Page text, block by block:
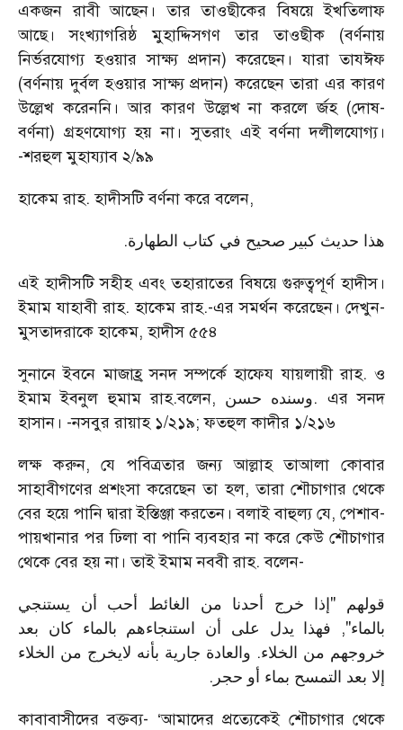
একজন রাবী আছেন। তার তাওছীকের বিষয়ে ইখতিলাফ
আছে। সংখ্যাগরিষ্ঠ মুহাদ্দিসগণ তার তাওছীক (বর্ণনায়
নির্ভরযোগ্য হওয়ার সাক্ষ্য প্রদান) করেছেন। যারা তাযঈফ
(বর্ণনায় দুর্বল হওয়ার সাক্ষ্য প্রদান) করেছেন তারা এর কারণ
উল্লেখ করেননি। আর কারণ উল্লেখ না করলে র্জহ (দোষ-
বর্ণনা) গ্রহণযোগ্য হয় না। সুতরাং এই বর্ণনা দলীলযোগ্য।
-শরহুল মুহায্যাব ২/৯৯
হাকেম রাহ. হাদীসটি বর্ণনা করে বলেন,
هذا حديث كبير صحيح في كتاب الطهارة.
এই হাদীসটি সহীহ এবং তহারাতের বিষয়ে গুরুত্বপূর্ণ হাদীস।
ইমাম যাহাবী রাহ. হাকেম রাহ.-এর সমর্থন করেছেন। দেখুন-
মুসতাদরাকে হাকেম, হাদীস ৫৫৪
সুনানে ইবনে মাজাহ্র সনদ সম্পর্কে হাফেয যায়লায়ী রাহ. ও
ইমাম ইবনুল হুমাম রাহ.বলেন, وسنده حسن. এর সনদ
হাসান। -নসবুর রায়াহ ১/২১৯; ফতহুল কাদীর ১/২১৬
লক্ষ করুন, যে পবিত্রতার জন্য আল্লাহ তাআলা কোবার
সাহাবীগণের প্রশংসা করেছেন তা হল, তারা শৌচাগার থেকে
বের হয়ে পানি দ্বারা ইস্তিঞ্জা করতেন। বলাই বাহুল্য যে, পেশাব-
পায়খানার পর ঢিলা বা পানি ব্যবহার না করে কেউ শৌচাগার
থেকে বের হয় না। তাই ইমাম নববী রাহ. বলেন-
قولهم "إذا خرج أحدنا من الغائط أحب أن يستنجي
بالماء", فهذا يدل على أن استنجاءهم بالماء كان بعد
خروجهم من الخلاء. والعادة جارية بأنه لايخرج من الخلاء
إلا بعد التمسح بماء أو حجر .
কাবাবাসীদের বক্তব্য- ‘আমাদের প্রত্যেকেই শৌচাগার থেকে